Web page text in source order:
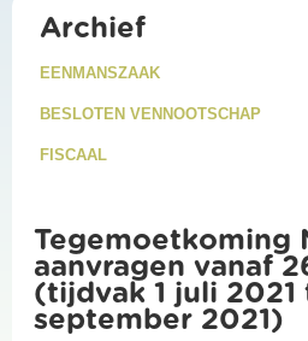
Archief
EENMANSZAAK
BESLOTEN VENNOOTSCHAP
FISCAAL
Tegemoetkoming
aanvragen vanaf
(tijdvak 1 juli
september 2021)